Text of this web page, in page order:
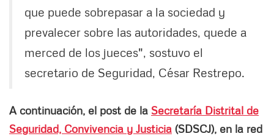
que puede sobrepasar a la sociedad y
prevalecer sobre las autoridades, quede a
merced de los jueces", sostuvo el
secretario de Seguridad, César Restrepo.
A continuación, el post de la Secretaría Distrital de
Seguridad, Convivencia y Justicia (SDSCJ), en la red